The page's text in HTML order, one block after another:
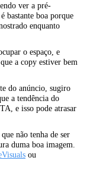
ver a pré-
bastante boa porque
enquanto
o espaço, e
a copy estiver bem
do anúncio, sugiro
a tendência do
e isso pode atrasar
não tenha de ser
duma boa imagem.
ou